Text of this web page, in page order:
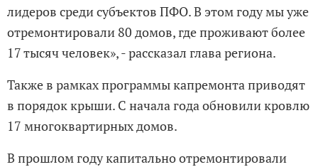
лидеров среди субъектов ПФО. В этом году мы уже
отремонтировали 80 домов, где проживают более
17 тысяч человек», - рассказал глава региона.
Также в рамках программы капремонта приводят
в порядок крыши. С начала года обновили кровлю
17 многоквартирных домов.
В прошлом году капитально отремонтировали